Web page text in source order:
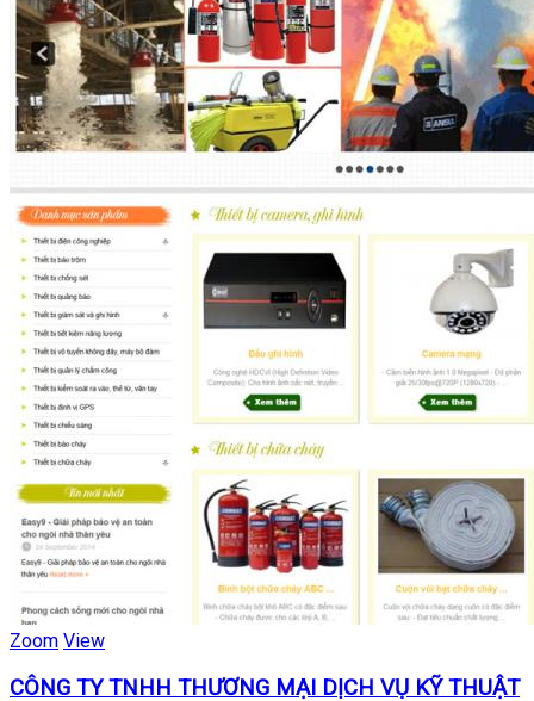
Zoom View
CÔNG TY TNHH THƯƠNG MẠI DỊCH VỤ KỸ THUẬT